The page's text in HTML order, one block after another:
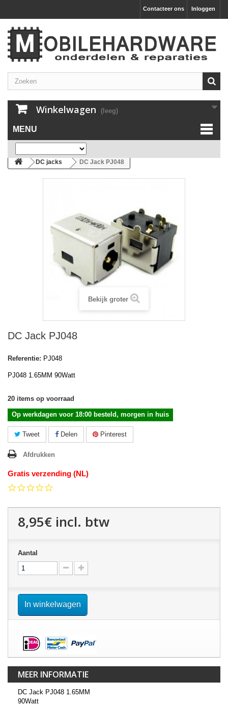
Inloggen
Contacteer ons
Winkelwagen (leeg)
MENU
DC jacks DC Jack PJ048
Bekijk groter
DC Jack PJ048
Referentie: PJ048
PJ048 1.65MM 90Watt
20 items op voorraad
Op werkdagen voor 18:00 besteld, morgen in huis
Tweet Delen Pinterest
Afdrukken
Gratis verzending (NL)
8,95€ incl. btw
Aantal
In winkelwagen
MEER INFORMATIE
DC Jack PJ048 1.65MM
90Watt